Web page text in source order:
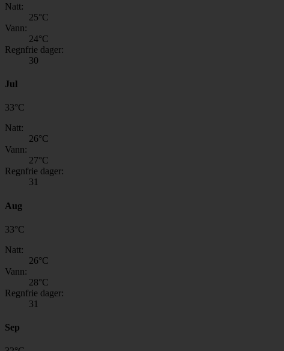
Natt:
25°C
Vann:
24°C
Regnfrie dager:
30
Jul
33°C
Natt:
26°C
Vann:
27°C
Regnfrie dager:
31
Aug
33°C
Natt:
26°C
Vann:
28°C
Regnfrie dager:
31
Sep